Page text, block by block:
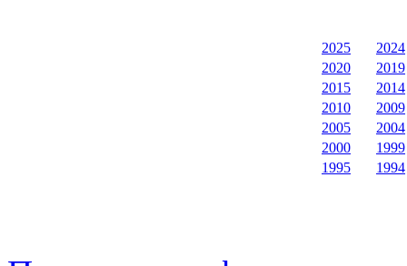
2025
2024
2020
2019
2015
2014
2010
2009
2005
2004
2000
1999
1995
1994